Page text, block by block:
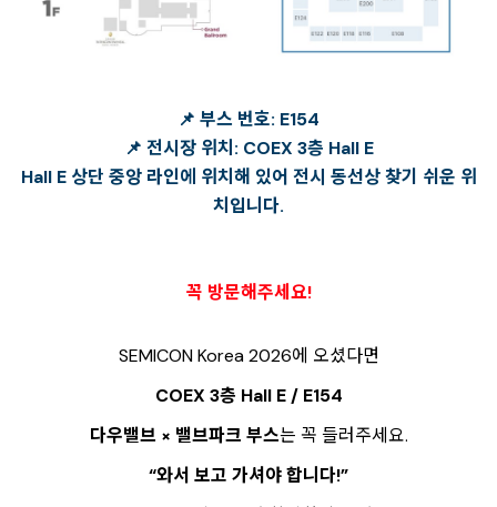
📌 부스 번호: E154
📌 전시장 위치: COEX 3층 Hall E
Hall E 상단 중앙 라인에 위치해 있어 전시 동선상 찾기 쉬운 위
치입니다.
꼭 방문해주세요!
SEMICON Korea 2026에 오셨다면
COEX 3층 Hall E / E154
다우밸브 × 밸브파크 부스는 꼭 들러주세요.
“와서 보고 가셔야 합니다!”